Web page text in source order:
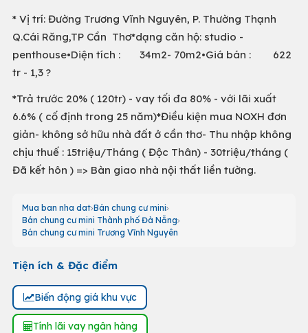
* Vị trí: Đường Trương Vĩnh Nguyên, P. Thường Thạnh
Q.Cái Răng,TP Cần Thơ*dạng căn hộ: studio -
penthouse•Diện tích : 34m2- 70m2•Giá bán : 622
tr - 1,3 ?
*Trả trước 20% ( 120tr) - vay tối đa 80% - với lãi xuất
6.6% ( cố định trong 25 năm)*Điều kiện mua NOXH đơn
giản- không sở hữu nhà đất ở cần thơ- Thu nhập không
chịu thuế : 15triệu/Tháng ( Độc Thân) - 30triệu/tháng (
Đã kết hôn ) => Bàn giao nhà nội thất liền tường.
Mua ban nha dat Bán chung cư mini
Bán chung cư mini Thành phố Đà Nẵng
Bán chung cư mini Trương Vĩnh Nguyên
Tiện ích & Đặc điểm
Biến động giá khu vực
Tính lãi vay ngân hàng